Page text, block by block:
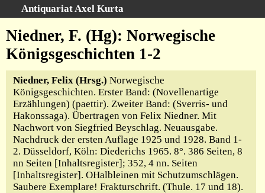
Antiquariat Axel Kurta
Startseite
Sachgebiete
Schlagwörter
Kataloge
Ankauf
Warenkorb
Anfahrt/Kontakt
Geschäftschronik
Niedner, F. (Hg): Norwegische
Königsgeschichten 1-2
Niedner, Felix (Hrsg.) Norwegische
Königsgeschichten. Erster Band: (Novellenartige
Erzählungen) (paettir). Zweiter Band: (Sverris- und
Hakonssaga). Übertragen von Felix Niedner. Mit
Nachwort von Siegfried Beyschlag. Neuausgabe.
Nachdruck der ersten Auflage 1925 und 1928. Band 1-
2. Düsseldorf, Köln: Diederichs 1965. 8°. 386 Seiten, 8
nn Seiten [Inhaltsregister]; 352, 4 nn. Seiten
[Inhaltsregister]. OHalbleinen mit Schutzumschlägen.
Saubere Exemplare! Frakturschrift. (Thule. 17 und 18).